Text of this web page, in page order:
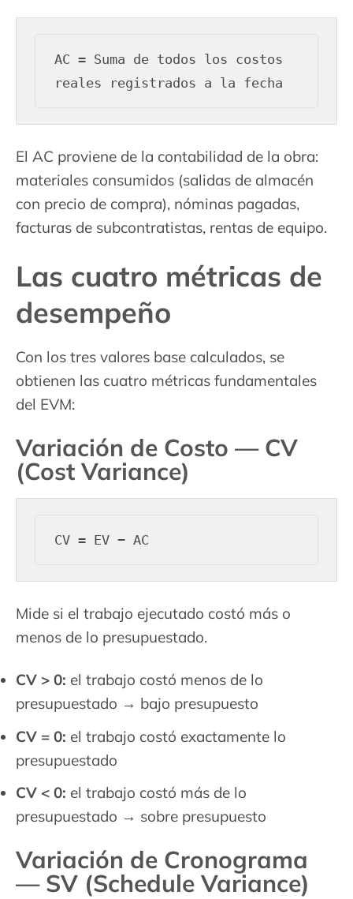
AC = Suma de todos los costos
El AC proviene de la contabilidad de la obra:
materiales consumidos (salidas de almacén
con precio de compra), nóminas pagadas,
facturas de subcontratistas, rentas de equipo.
Las cuatro métricas de
desempeño
Con los tres valores base calculados, se
obtienen las cuatro métricas fundamentales
del EVM:
Variación de Costo — CV
(Cost Variance)
Mide si el trabajo ejecutado costó más o
menos de lo presupuestado.
CV > 0: el trabajo costó menos de lo
presupuestado → bajo presupuesto
CV = 0: el trabajo costó exactamente lo
presupuestado
CV < 0: el trabajo costó más de lo
presupuestado → sobre presupuesto
Variación de Cronograma
— SV (Schedule Variance)